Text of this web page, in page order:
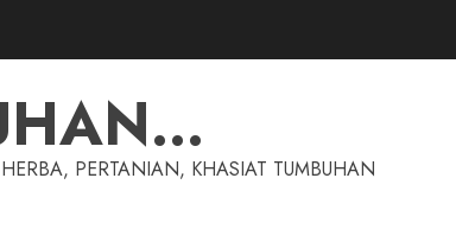
PERTANIAN, KHASIAT TUMBUHAN